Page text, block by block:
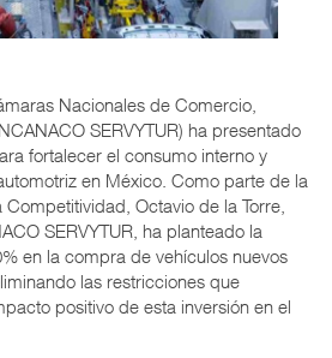
Nacionales de Comercio,
SERVYTUR) ha presentado
fortalecer el consumo interno y
en México. Como parte de la
Octavio de la Torre,
SERVYTUR, ha planteado la
en la compra de vehículos nuevos
las restricciones que
positivo de esta inversión en el